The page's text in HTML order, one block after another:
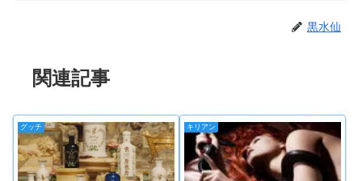
黒水仙
関連記事
グッチ キリアン